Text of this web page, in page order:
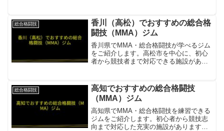
クボクシングを提供する浦添市のジム。
朝や祝日も指導があり多忙な方...
総合格闘技
香川（高松）でおすすめの総合格
闘技（MMA）ジム
香川県でMMA・総合格闘技が学べるジム
をご紹介します。高松市を中心に、初心
者から競技者まで対応できる施設があり
柔術・ボクシング・キッズを網羅。女性
専用フィットネ...
総合格闘技
高知でおすすめの総合格闘技
（MMA）ジム
高知県でMMA・総合格闘技を練習できる
ジムをご紹介します。初心者から競技志
向まで対応した充実の施設があります。